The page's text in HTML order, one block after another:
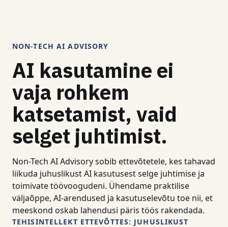
NON-TECH AI ADVISORY
AI kasutamine ei
vaja rohkem
katsetamist, vaid
selget juhtimist.
Non-Tech AI Advisory sobib ettevõtetele, kes tahavad
liikuda juhuslikust AI kasutusest selge juhtimise ja
toimivate töövoogudeni. Ühendame praktilise
väljaõppe, AI-arendused ja kasutuselevõtu toe nii, et
meeskond oskab lahendusi päris töös rakendada.
TEHISINTELLEKT ETTEVÕTTES: JUHUSLIKUST